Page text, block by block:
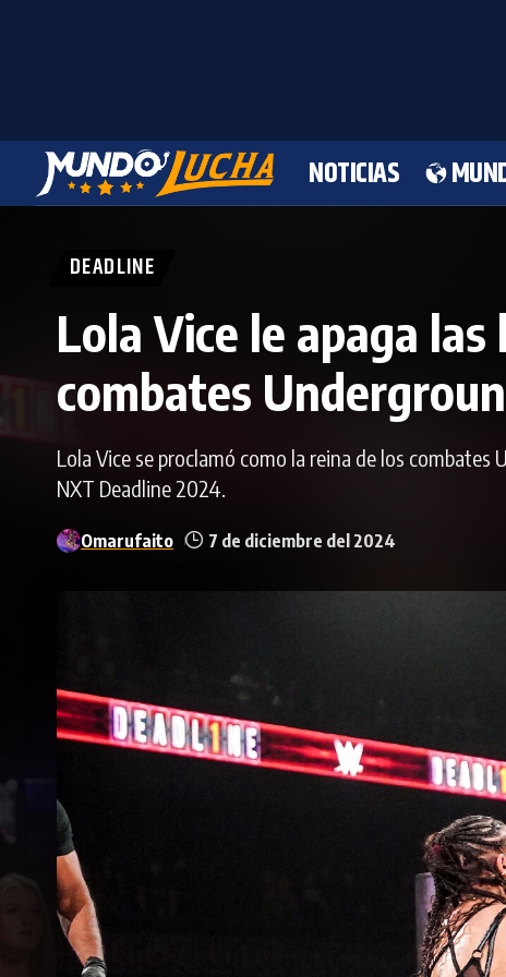
NOTICIAS
DEADLINE
Lola Vice le apaga
combates
Lola Vice se proclamó como la reina de los combates
NXT Deadline 2024.
Omarufaito 7 de diciembre del 2024